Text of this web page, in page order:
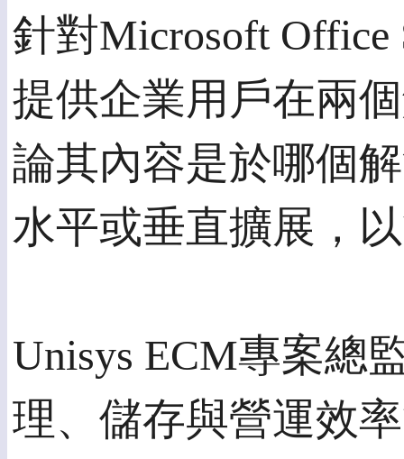
針對Microsoft Office
提供企業用戶在兩
論其內容是於哪個
水平或垂直擴展，
Unisys ECM專案總
理、儲存與營運效